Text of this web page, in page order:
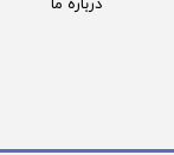
درباره ما